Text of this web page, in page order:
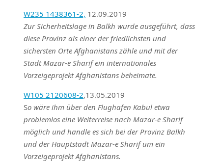
W235 1438361-2, 12.09.2019
Zur Sicherheitslage in Balkh wurde ausgeführt, dass
diese Provinz als einer der friedlichsten und
sichersten Orte Afghanistans zähle und mit der
Stadt Mazar-e Sharif ein internationales
Vorzeigeprojekt Afghanistans beheimate.
W105 2120608-2,13.05.2019
So wäre ihm über den Flughafen Kabul etwa
problemlos eine Weiterreise nach Mazar-e Sharif
möglich und handle es sich bei der Provinz Balkh
und der Hauptstadt Mazar-e Sharif um ein
Vorzeigeprojekt Afghanistans.